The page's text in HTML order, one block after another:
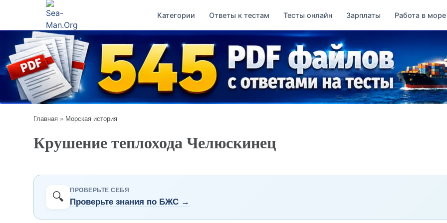
Категории Ответы к тестам Тесты онлайн Зарплаты Работа в море
Главная » Морская история
Крушение теплохода Челюскинец
🔍 ПРОВЕРЬТЕ СЕБЯ
Проверьте знания по БЖС →